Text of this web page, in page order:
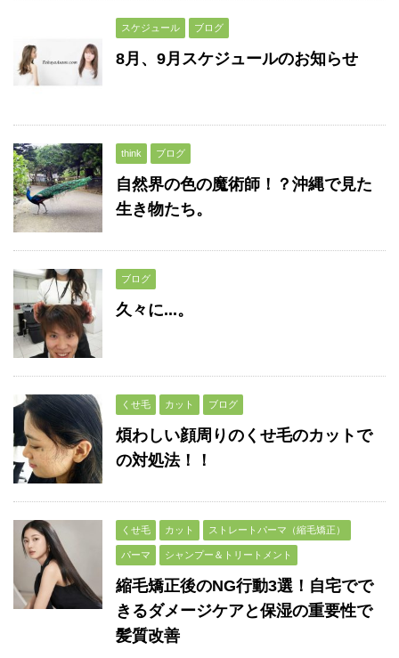
スケジュール ブログ
8月、9月スケジュールのお知らせ
think ブログ
自然界の色の魔術師！？沖縄で見た
生き物たち。
ブログ
久々に...。
くせ毛 カット ブログ
煩わしい顔周りのくせ毛のカットで
の対処法！！
くせ毛 カット ストレートパーマ（縮毛矯正）
パーマ シャンプー＆トリートメント
縮毛矯正後のNG行動3選！自宅でで
きるダメージケアと保湿の重要性で
髪質改善